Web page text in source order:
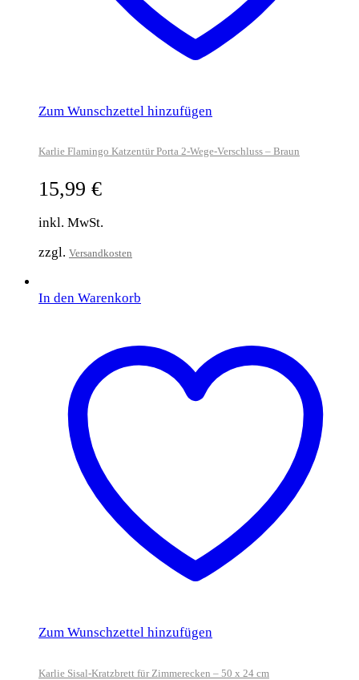
Zum Wunschzettel hinzufügen
Karlie Flamingo Katzentür Porta 2-Wege-Verschluss – Braun
15,99 €
inkl. MwSt.
zzgl. Versandkosten
In den Warenkorb
Zum Wunschzettel hinzufügen
Karlie Sisal-Kratzbrett für Zimmerecken – 50 x 24 cm